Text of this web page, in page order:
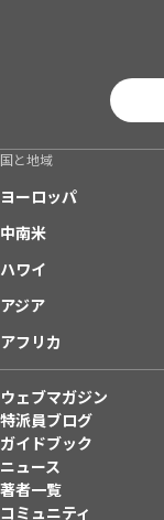
国と地域
ヨーロッパ
中南米
ハワイ
アジア
アフリカ
ウェブマガジン
特派員ブログ
ガイドブック
ニュース
著者一覧
コミュニティ